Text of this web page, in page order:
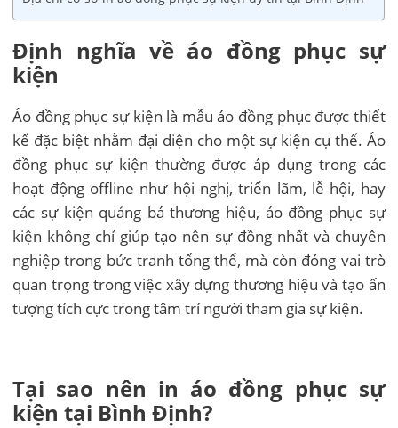
Định nghĩa về áo đồng phục sự
kiện
Áo đồng phục sự kiện là mẫu áo đồng phục được thiết
kế đặc biệt nhằm đại diện cho một sự kiện cụ thể. Áo
đồng phục sự kiện thường được áp dụng trong các
hoạt động offline như hội nghị, triển lãm, lễ hội, hay
các sự kiện quảng bá thương hiệu, áo đồng phục sự
kiện không chỉ giúp tạo nên sự đồng nhất và chuyên
nghiệp trong bức tranh tổng thể, mà còn đóng vai trò
quan trọng trong việc xây dựng thương hiệu và tạo ấn
tượng tích cực trong tâm trí người tham gia sự kiện.
Tại sao nên in áo đồng phục sự
kiện tại Bình Định?